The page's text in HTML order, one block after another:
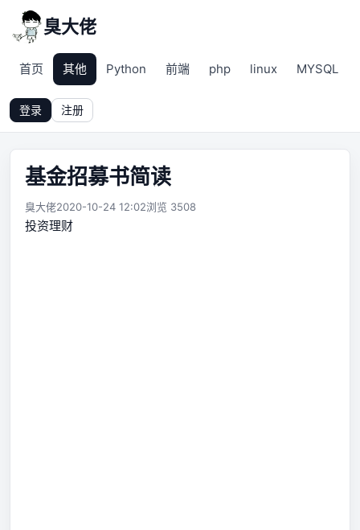
臭大佬
首页 其他 Python 前端 php linux MYSQL
登录 注册
基金招募书简读
臭大佬2020-10-24 12:02浏览 3508
投资理财